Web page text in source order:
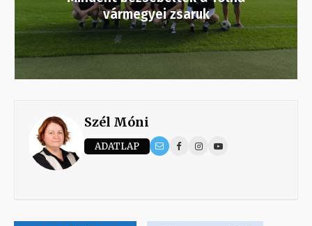
vármegyei zsaruk
Szél Móni
ADATLAP